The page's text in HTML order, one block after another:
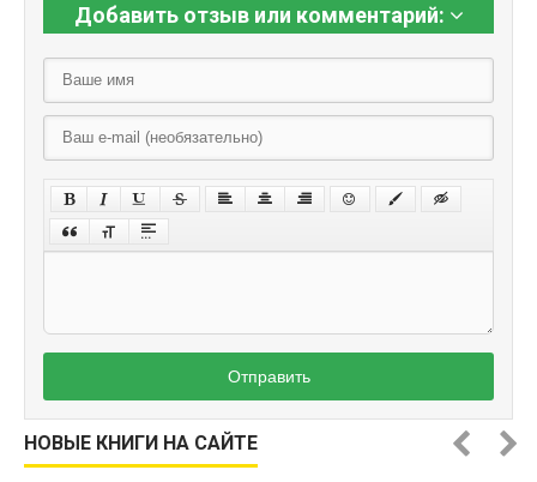
Добавить отзыв или комментарий:
Отправить
НОВЫЕ КНИГИ НА САЙТЕ